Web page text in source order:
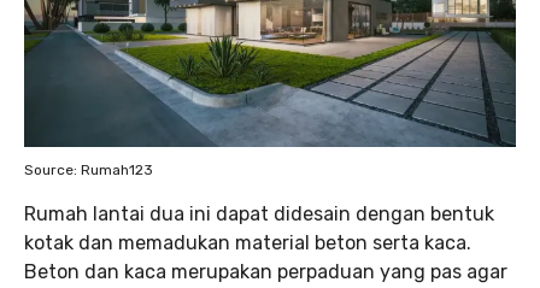
Source: Rumah123
Rumah lantai dua ini dapat didesain dengan bentuk
kotak dan memadukan material beton serta kaca.
Beton dan kaca merupakan perpaduan yang pas agar